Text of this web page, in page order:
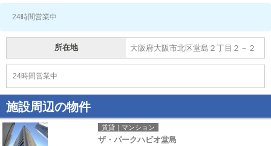
24時間営業中
所在地 大阪府大阪市北区堂島２丁目２－２
24時間営業中
施設周辺の物件
賃貸｜マンション
ザ・パークハビオ堂島